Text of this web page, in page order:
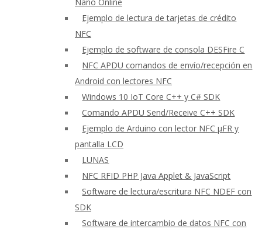
Ejemplo de lectura de tarjetas de crédito
NFC
Ejemplo de software de consola DESFire C
NFC APDU comandos de envío/recepción en
Android con lectores NFC
Windows 10 IoT Core C++ y C# SDK
Comando APDU Send/Receive C++ SDK
Ejemplo de Arduino con lector NFC μFR y
pantalla LCD
LUNAS
NFC RFID PHP Java Applet & JavaScript
Software de lectura/escritura NFC NDEF con
SDK
Software de intercambio de datos NFC con